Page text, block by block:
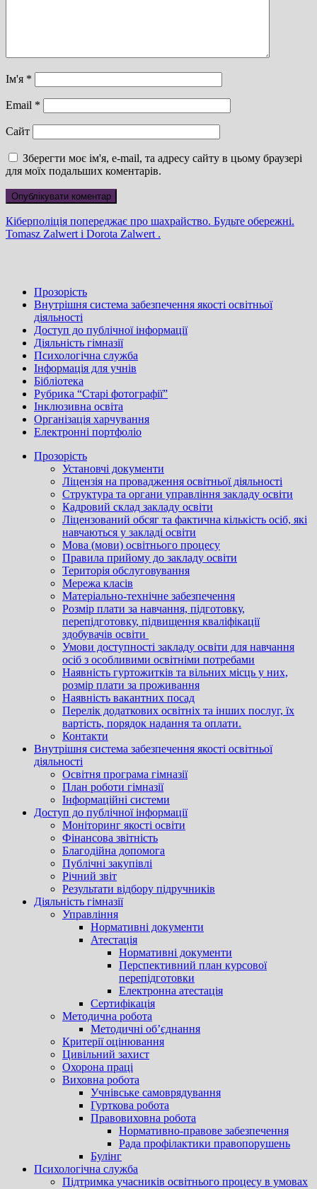
Ім'я *
Email *
Сайт
Зберегти моє ім'я, e-mail, та адресу сайту в цьому браузері
для моїх подальших коментарів.
Навігація
записів
Previous
Post
Кіберполіція попереджає про шахрайство. Будьте обережні.
Next
Tomasz Zalwert i Dorota Zalwert .
Прозорість
Внутрішня система забезпечення якості освітньої
діяльності
Доступ до публічної інформації
Діяльність гімназії
Психологічна служба
Інформація для учнів
Бібліотека
Рубрика “Старі фотографії”
Інклюзивна освіта
Організація харчування
Електронні портфоліо
Прозорість
Установчі документи
Ліцензія на провадження освітньої діяльності
Структура та органи управління закладу освіти
Кадровий склад закладу освіти
Ліцензований обсяг та фактична кількість осіб, які
навчаються у закладі освіти
Мова (мови) освітнього процесу
Правила прийому до закладу освіти
Територія обслуговування
Мережа класів
Матеріально-технічне забезпечення
Розмір плати за навчання, підготовку,
перепідготовку, підвищення кваліфікації
здобувачів освіти
Умови доступності закладу освіти для навчання
осіб з особливими освітніми потребами
Наявність гуртожитків та вільних місць у них,
розмір плати за проживання
Наявність вакантних посад
Перелік додаткових освітніх та інших послуг, їх
вартість, порядок надання та оплати.
Контакти
Внутрішня система забезпечення якості освітньої
діяльності
Освітня програма гімназії
План роботи гімназії
Інформаційні системи
Доступ до публічної інформації
Моніторинг якості освіти
Фінансова звітність
Благодійна допомога
Публічні закупівлі
Річний звіт
Результати відбору підручників
Діяльність гімназії
Управління
Нормативні документи
Атестація
Нормативні документи
Перспективний план курсової
перепідготовки
Електронна атестація
Сертифікація
Методична робота
Методичні об’єднання
Критерії оцінювання
Цивільний захист
Охорона праці
Виховна робота
Учнівське самоврядування
Гурткова робота
Правовиховна робота
Нормативно-правове забезпечення
Рада профілактики правопорушень
Булінг
Психологічна служба
Підтримка учасників освітнього процесу в умовах